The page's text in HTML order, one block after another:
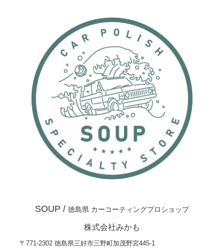
SOUP / 徳島県 カーコーティングプロショップ
株式会社みかも
〒771-2302 徳島県三好市三野町加茂野宮445-1